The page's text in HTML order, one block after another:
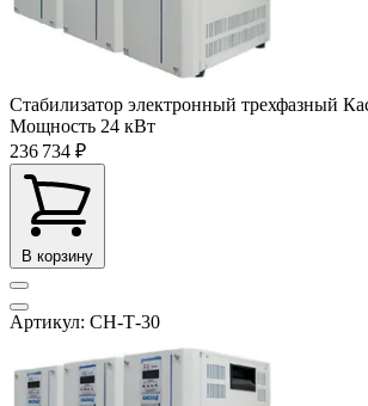
Стабилизатор электронный трехфазный
Мощность 24 кВт
236 734 ₽
В корзину
Артикул: СН-Т-30